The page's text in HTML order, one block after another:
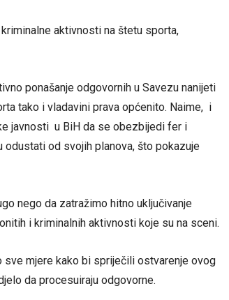
aktivnosti na štetu sporta,
ponašanje odgovornih u Savezu nanijeti
tako i vladavini prava općenito. Naime, i
javnosti u BiH da se obezbijedi fer i
od svojih planova, što pokazuje
nego da zatražimo hitno uključivanje
i kriminalnih aktivnosti koje su na sceni.
sve mjere kako bi spriječili ostvarenje ovog
da procesuiraju odgovorne.